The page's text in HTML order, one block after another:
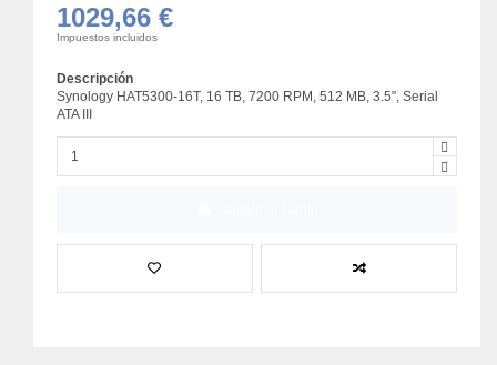
1029,66 €
Impuestos incluidos
Descripción
Synology HAT5300-16T, 16 TB, 7200 RPM, 512 MB, 3.5", Serial
ATA III